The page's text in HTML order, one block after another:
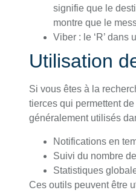
signifie que le
montre que le
Viber : le ‘R’
Utilisation
Si vous êtes à la
tierces qui permettent
généralement utilisés
Notifications en
Suivi du nombre
Statistiques
Ces outils peuvent être